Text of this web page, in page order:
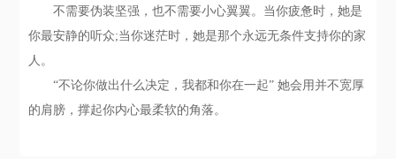
不需要伪装坚强，也不需要小心翼翼。当你疲惫时，她是
你最安静的听众;当你迷茫时，她是那个永远无条件支持你的家
人。
“不论你做出什么决定，我都和你在一起” 她会用并不宽厚
的肩膀，撑起你内心最柔软的角落。